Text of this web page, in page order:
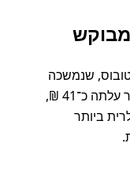
מבוקש
שנמשכה
סביב 5 שעות. האפשרות הזולה ביותר עלתה כ־41 ₪,
ביותר